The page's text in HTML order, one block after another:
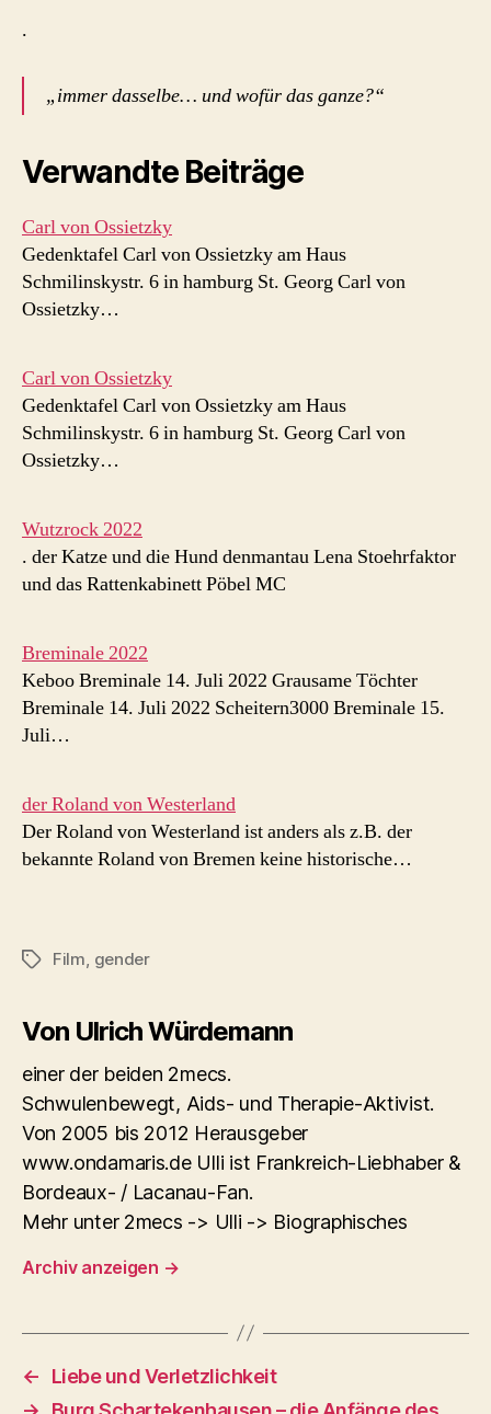
.
„immer dasselbe… und wofür das ganze?“
Verwandte Beiträge
Carl von Ossietzky
Gedenktafel Carl von Ossietzky am Haus
Schmilinskystr. 6 in hamburg St. Georg Carl von
Ossietzky…
Carl von Ossietzky
Gedenktafel Carl von Ossietzky am Haus
Schmilinskystr. 6 in hamburg St. Georg Carl von
Ossietzky…
Wutzrock 2022
. der Katze und die Hund denmantau Lena Stoehrfaktor
und das Rattenkabinett Pöbel MC
Breminale 2022
Keboo Breminale 14. Juli 2022 Grausame Töchter
Breminale 14. Juli 2022 Scheitern3000 Breminale 15.
Juli…
der Roland von Westerland
Der Roland von Westerland ist anders als z.B. der
bekannte Roland von Bremen keine historische…
Schlagwörter
Film gender
Von Ulrich Würdemann
einer der beiden 2mecs.
Schwulenbewegt, Aids- und Therapie-Aktivist.
Von 2005 bis 2012 Herausgeber
www.ondamaris.de Ulli ist Frankreich-Liebhaber &
Bordeaux- / Lacanau-Fan.
Mehr unter 2mecs -> Ulli -> Biographisches
Archiv anzeigen →
←
Liebe und Verletzlichkeit